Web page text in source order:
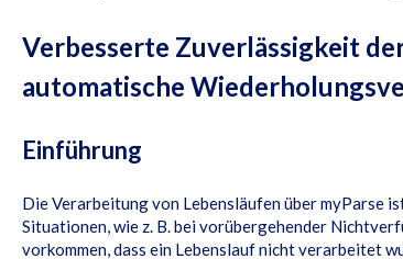
Verbesserte Zuverlässigkeit
automatische
Einführung
Die Verarbeitung von Lebensläufen über myParse
Situationen, wie z. B. bei vorübergehender
vorkommen, dass ein Lebenslauf nicht verarbeitet